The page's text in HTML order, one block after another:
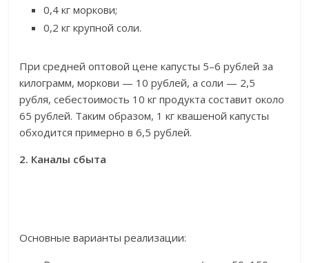
0,4 кг моркови;
0,2 кг крупной соли.
При средней оптовой цене капусты 5–6 рублей за
килограмм, моркови — 10 рублей, а соли — 2,5
рубля, себестоимость 10 кг продукта составит около
65 рублей. Таким образом, 1 кг квашеной капусты
обходится примерно в 6,5 рублей.
2. Каналы сбыта
Основные варианты реализации: